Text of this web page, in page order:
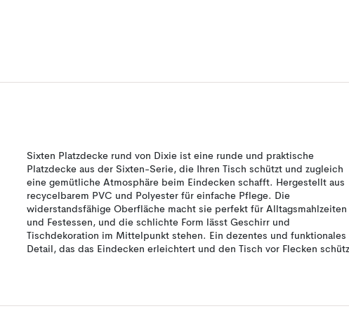
Sixten Platzdecke rund von Dixie ist eine runde und praktische
Platzdecke aus der Sixten-Serie, die Ihren Tisch schützt und zugleich
eine gemütliche Atmosphäre beim Eindecken schafft. Hergestellt aus
recycelbarem PVC und Polyester für einfache Pflege. Die
widerstandsfähige Oberfläche macht sie perfekt für Alltagsmahlzeiten
und Festessen, und die schlichte Form lässt Geschirr und
Tischdekoration im Mittelpunkt stehen. Ein dezentes und funktionales
Detail, das das Eindecken erleichtert und den Tisch vor Flecken